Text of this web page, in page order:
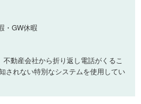
・GW休暇
動産会社から折り返し電話がくるこ
されない特別なシステムを使用してい